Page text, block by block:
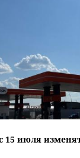
15 июля